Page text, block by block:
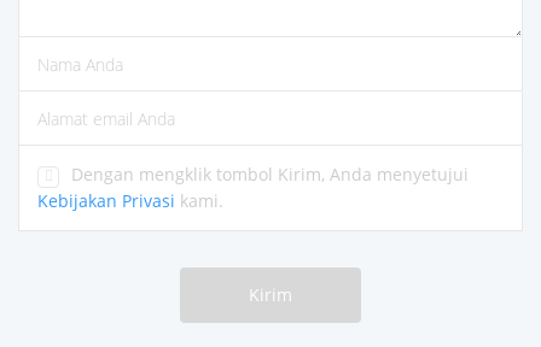
silakan masukkan komentar
silakan masukkan nama Anda
silakan masukkan alamat email yang benar
Dengan mengklik tombol Kirim, Anda menyetujui
Kebijakan Privasi kami.
Kirim